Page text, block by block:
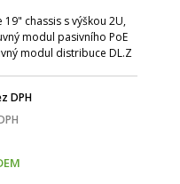
chassis s výškou 2U,
modul pasivního PoE
modul distribuce DL.Z
DPH